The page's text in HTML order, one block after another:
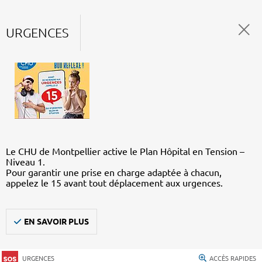
URGENCES
Le CHU de Montpellier active le Plan Hôpital en Tension –
Niveau 1.
Pour garantir une prise en charge adaptée à chacun,
appelez le 15 avant tout déplacement aux urgences.
EN SAVOIR PLUS
URGENCES ACCÈS RAPIDES